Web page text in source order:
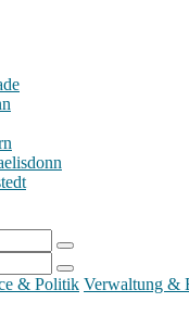
& Politik Verwaltung &